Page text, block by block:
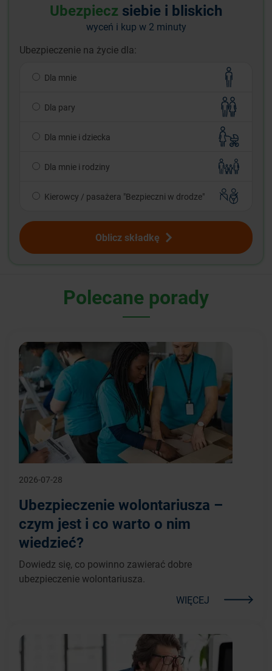
Ubezpiecz siebie i bliskich
wyceń i kup w 2 minuty
Ubezpieczenie na życie dla:
Dla mnie
Dla pary
Dla mnie i dziecka
Dla mnie i rodziny
Kierowcy / pasażera "Bezpieczni w drodze"
Oblicz składkę
Polecane porady
2026-07-28
Ubezpieczenie wolontariusza –
czym jest i co warto o nim
wiedzieć?
Dowiedz się, co powinno zawierać dobre
ubezpieczenie wolontariusza.
WIĘCEJ